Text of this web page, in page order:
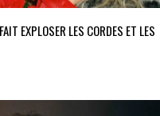
EXPLOSER LES CORDES ET LES